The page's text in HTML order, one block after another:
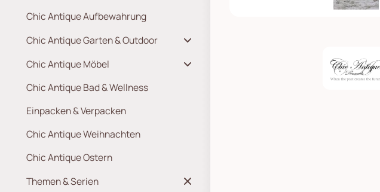
Chic Antique Aufbewahrung
Chic Antique Garten & Outdoor
Chic Antique Möbel
Chic Antique Bad & Wellness
Einpacken & Verpacken
Chic Antique Weihnachten
Chic Antique Ostern
Themen & Serien